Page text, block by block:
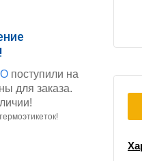
поступили на
для заказа.